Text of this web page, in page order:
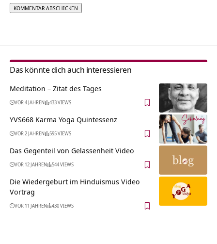
Das könnte dich auch interessieren
Meditation – Zitat des Tages
VOR 4 JAHREN 433 VIEWS
YVS668 Karma Yoga Quintessenz
VOR 2 JAHREN 595 VIEWS
Das Gegenteil von Gelassenheit Video
VOR 12 JAHREN 544 VIEWS
Die Wiedergeburt im Hinduismus Video
Vortrag
VOR 11 JAHREN 430 VIEWS